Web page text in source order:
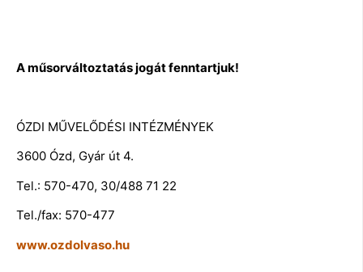
A műsorváltoztatás jogát fenntartjuk!
ÓZDI MŰVELŐDÉSI INTÉZMÉNYEK
3600 Ózd, Gyár út 4.
Tel.: 570-470, 30/488 71 22
Tel./fax: 570-477
www.ozdolvaso.hu